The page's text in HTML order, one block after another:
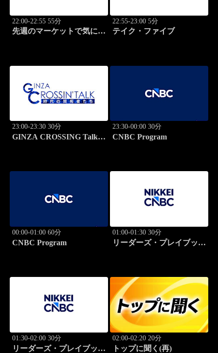
22:00-22:55 55分
先週のマーケットで気にな
22:55-23:00 5分
テイク・ファイブ
23:00-23:30 30分
GINZA CROSSING Talk
23:30-00:00 30分
CNBC Program
00:00-01:00 60分
CNBC Program
01:00-01:30 30分
リーダーズ・プレイブック
01:30-02:00 30分
リーダーズ・プレイブック
02:00-02:20 20分
トップに聞く(再)